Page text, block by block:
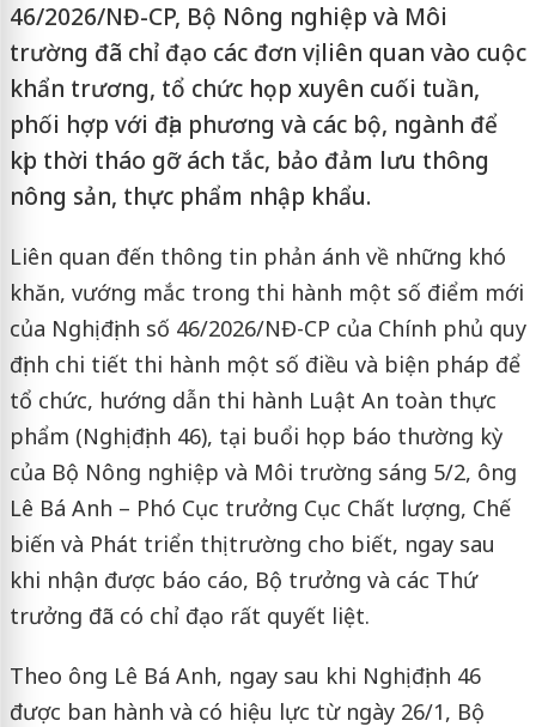
46/2026/NĐ-CP, Bộ Nông nghiệp và Môi
trường đã chỉ đạo các đơn vị liên quan vào cuộc
khẩn trương, tổ chức họp xuyên cuối tuần,
phối hợp với địa phương và các bộ, ngành để
kịp thời tháo gỡ ách tắc, bảo đảm lưu thông
nông sản, thực phẩm nhập khẩu.
Liên quan đến thông tin phản ánh về những khó
khăn, vướng mắc trong thi hành một số điểm mới
của Nghị định số 46/2026/NĐ-CP của Chính phủ quy
định chi tiết thi hành một số điều và biện pháp để
tổ chức, hướng dẫn thi hành Luật An toàn thực
phẩm (Nghị định 46), tại buổi họp báo thường kỳ
của Bộ Nông nghiệp và Môi trường sáng 5/2, ông
Lê Bá Anh – Phó Cục trưởng Cục Chất lượng, Chế
biến và Phát triển thị trường cho biết, ngay sau
khi nhận được báo cáo, Bộ trưởng và các Thứ
trưởng đã có chỉ đạo rất quyết liệt.
Theo ông Lê Bá Anh, ngay sau khi Nghị định 46
được ban hành và có hiệu lực từ ngày 26/1, Bộ